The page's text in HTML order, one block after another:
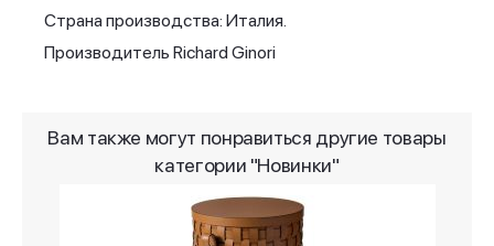
Страна производства: Италия.
Производитель Richard Ginori
Вам также могут понравиться другие товары
категории "Новинки"